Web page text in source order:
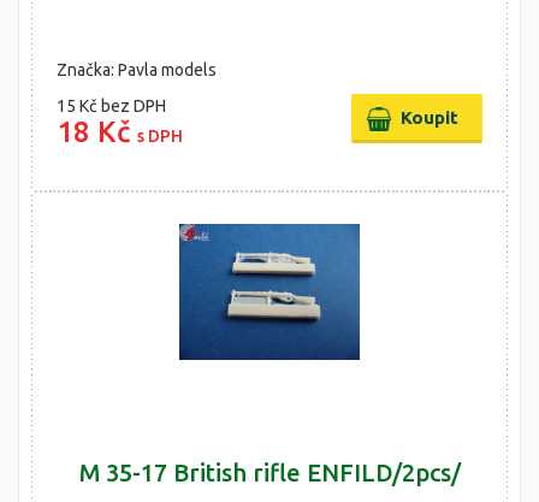
Značka: Pavla models
15 Kč bez DPH
18 Kč s DPH
M 35-17 British rifle ENFILD/2pcs/